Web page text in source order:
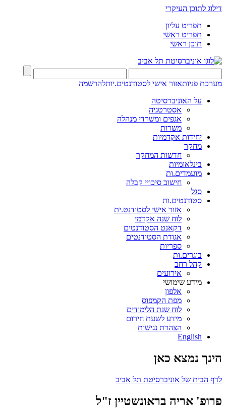
דילוג לתוכן העיקרי
תפריט עליון
תפריט ראשי
תוכן ראשי
מערכת פניותאזור אישי לסטודנטים.יותלהרשמה
על האוניברסיטה
אסטרטגיה
אגפים ומשרדי מנהלה
משרות
יחידות אקדמיות
מחקר
חדשות המחקר
בינלאומיות
מועמדים.ות
חישוב סיכויי קבלה
סגל
סטודנטים.ות
אזור אישי לסטודנט.ית
לוח שנה אקדמי
דקאנט הסטודנטים
אגודת הסטודנטים
ספריות
בוגרים.ות
קהל רחב
אירועים
מידע שימושי
אלפון
מפת הקמפוס
לוח שנת הלימודים
מידע לשעת חירום
הצהרת נגישות
English
הינך נמצא כאן
לדף הבית של אוניברסיטת תל אביב
פרופ' אריה בראונשטיין ז"ל